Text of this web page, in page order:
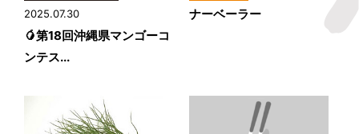
2025.07.30
🥭第18回沖縄県マンゴーコ
ンテス...
ナーベーラー